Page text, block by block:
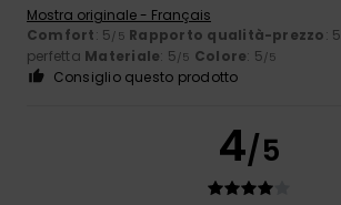
Mostra originale - Français
Comfort: 5/5 Rapporto qualità-prezzo: 5
perfetta Materiale: 5/5 Colore: 5/5
Consiglio questo prodotto
4/5